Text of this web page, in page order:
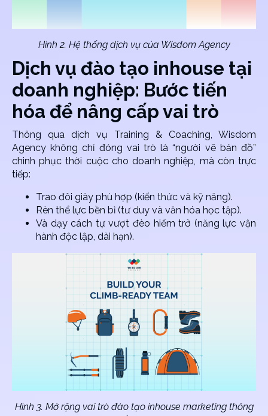
Hình 2. Hệ thống dịch vụ của Wisdom Agency
Dịch vụ đào tạo inhouse tại
doanh nghiệp: Bước tiến
hóa để nâng cấp vai trò
Thông qua dịch vụ Training & Coaching, Wisdom
Agency không chỉ đóng vai trò là “người vẽ bản đồ”
chinh phục thời cuộc cho doanh nghiệp, mà còn trực
tiếp:
Trao đôi giày phù hợp (kiến thức và kỹ năng).
Rèn thể lực bền bỉ (tư duy và văn hóa học tập).
Và dạy cách tự vượt đèo hiểm trở (năng lực vận
hành độc lập, dài hạn).
Hình 3. Mở rộng vai trò đào tạo inhouse marketing thông